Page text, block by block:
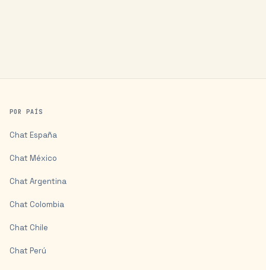
POR PAÍS
Chat España
Chat México
Chat Argentina
Chat Colombia
Chat Chile
Chat Perú